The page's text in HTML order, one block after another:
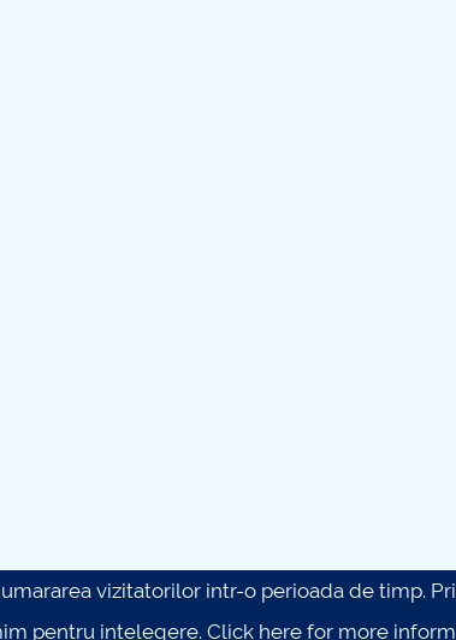
vizitatorilor intr-o perioada de timp.
pentru intelegere. Click here for more